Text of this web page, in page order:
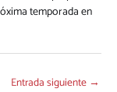
temporada en
Entrada siguiente →